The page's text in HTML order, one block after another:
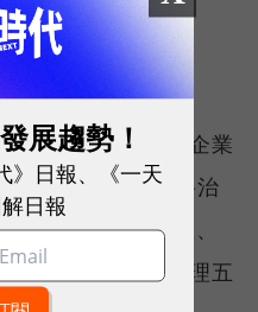
更需要管理
AI 員工能否進入企業
。為此，ORRA 將治
套涵蓋角色定義、
優化的 AI 員工管理五
展趨勢！
》日報、《一天
日報